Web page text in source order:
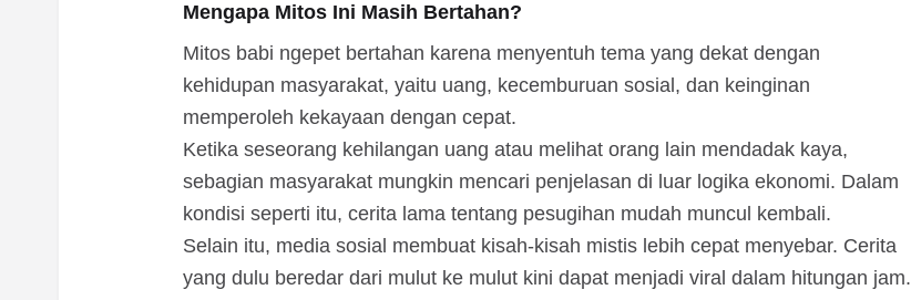
Mengapa Mitos Ini Masih Bertahan?
Mitos babi ngepet bertahan karena menyentuh tema yang dekat dengan
kehidupan masyarakat, yaitu uang, kecemburuan sosial, dan keinginan
memperoleh kekayaan dengan cepat.
Ketika seseorang kehilangan uang atau melihat orang lain mendadak kaya,
sebagian masyarakat mungkin mencari penjelasan di luar logika ekonomi. Dalam
kondisi seperti itu, cerita lama tentang pesugihan mudah muncul kembali.
Selain itu, media sosial membuat kisah-kisah mistis lebih cepat menyebar. Cerita
yang dulu beredar dari mulut ke mulut kini dapat menjadi viral dalam hitungan jam.